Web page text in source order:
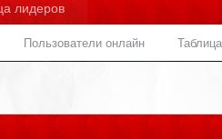
Пользователи онлайн
лидеров